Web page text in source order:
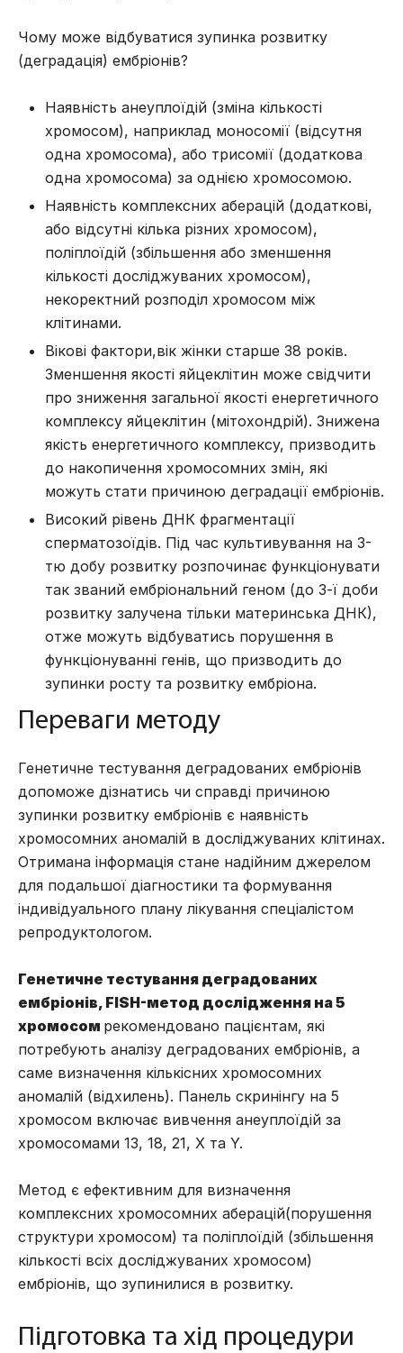
Чому може відбуватися зупинка розвитку
(деградація) ембріонів?
Наявність анеуплоїдій (зміна кількості
хромосом), наприклад моносомії (відсутня
одна хромосома), або трисомії (додаткова
одна хромосома) за однією хромосомою.
Наявність комплексних аберацій (додаткові,
або відсутні кілька різних хромосом),
поліплоїдій (збільшення або зменшення
кількості досліджуваних хромосом),
некоректний розподіл хромосом між
клітинами.
Вікові фактори,вік жінки старше 38 років.
Зменшення якості яйцеклітин може свідчити
про зниження загальної якості енергетичного
комплексу яйцеклітин (мітохондрій). Знижена
якість енергетичного комплексу, призводить
до накопичення хромосомних змін, які
можуть стати причиною деградації ембріонів.
Високий рівень ДНК фрагментації
сперматозоїдів. Під час культивування на 3-
тю добу розвитку розпочинає функціонувати
так званий ембріональний геном (до 3-ї доби
розвитку залучена тільки материнська ДНК),
отже можуть відбуватись порушення в
функціонуванні генів, що призводить до
зупинки росту та розвитку ембріона.
Переваги методу
Генетичне тестування деградованих ембріонів
допоможе дізнатись чи справді причиною
зупинки розвитку ембріонів є наявність
хромосомних аномалій в досліджуваних клітинах.
Отримана інформація стане надійним джерелом
для подальшої діагностики та формування
індивідуального плану лікування спеціалістом
репродуктологом.
Генетичне тестування деградованих
ембріонів, FISH-метод дослідження на 5
хромосом рекомендовано пацієнтам, які
потребують аналізу деградованих ембріонів, а
саме визначення кількісних хромосомних
аномалій (відхилень). Панель скринінгу на 5
хромосом включає вивчення анеуплоїдій за
хромосомами 13, 18, 21, Х та Y.
Метод є ефективним для визначення
комплексних хромосомних аберацій(порушення
структури хромосом) та поліплоїдій (збільшення
кількості всіх досліджуваних хромосом)
ембріонів, що зупинилися в розвитку.
Підготовка та хід процедури